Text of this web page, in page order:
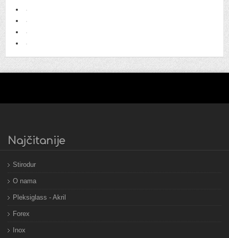
Najčitanije
Stirodur
O nama
Pleksiglass - Akril
Forex
Inox